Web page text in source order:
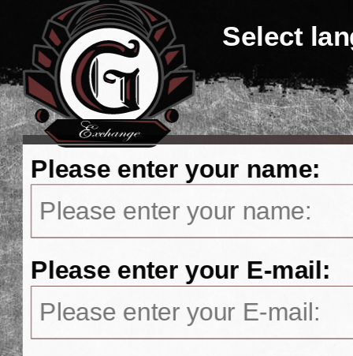
Select
Please enter your name:
Please enter your E-mail: